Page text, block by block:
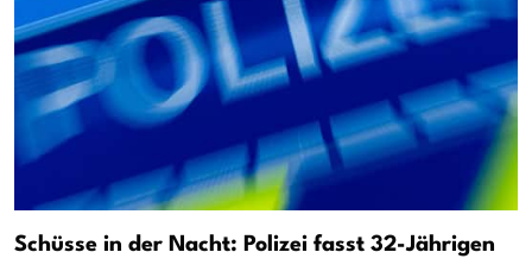
Schüsse in der Nacht: Polizei fasst 32-Jährigen